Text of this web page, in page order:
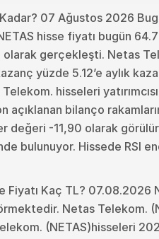
07 Ağustos 2026
hisse fiyatı bugün
gerçekleşti. Netas
yüzde 5.12’e aylık
hisseleri
açıklanan bilanço
değeri -11,90 olarak
bulunuyor. Hissede RSI
Fiyatı Kaç TL? 07.08.2026
Netas Telekom.
(NETAS)hisseleri